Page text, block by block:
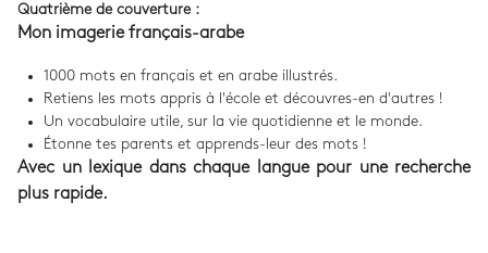
Quatrième de couverture :
Mon imagerie français-arabe
1000 mots en français et en arabe illustrés.
Retiens les mots appris à l'école et découvres-en d'autres !
Un vocabulaire utile, sur la vie quotidienne et le monde.
Étonne tes parents et apprends-leur des mots !
Avec un lexique dans chaque langue pour une recherche
plus rapide.